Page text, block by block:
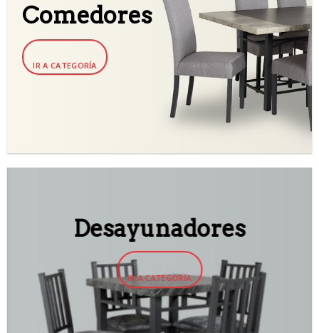
Comedores
IR A CATEGORÍA
Desayunadores
IR A CATEGORÍA